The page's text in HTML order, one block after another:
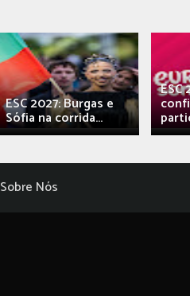
ESC 2027: Burgas e
Sófia na corrida...
ESC
Sobre Nós